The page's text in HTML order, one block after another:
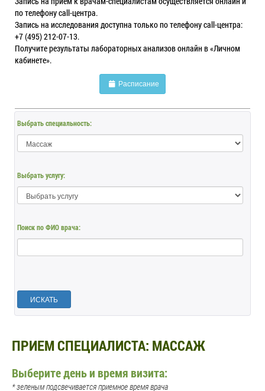
по телефону call-центра.
Запись на исследования доступна только по телефону call-центра:
+7 (495) 212-07-13.
Получите результаты лабораторных анализов онлайн в «Личном
кабинете».
Расписание
Выбрать специальность:
Выбрать услугу:
Поиск по ФИО врача:
ИСКАТЬ
ПРИЕМ СПЕЦИАЛИСТА: МАССАЖ
Выберите день и время визита:
* зеленым подсвечивается приемное время врача